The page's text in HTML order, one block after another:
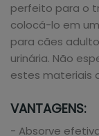
perfeito para o
colocá-lo em
para cães
urinária. Não
estes materiais
VANTAGENS:
- Absorve